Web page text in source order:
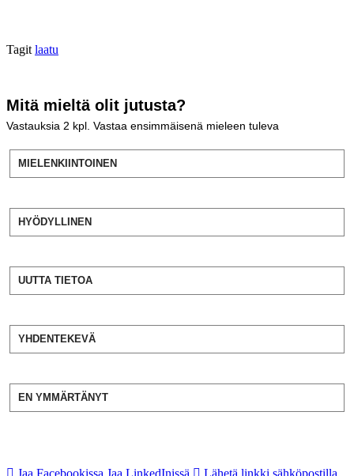
Tagit laatu
Mitä mieltä olit jutusta?
Vastauksia 2 kpl. Vastaa ensimmäisenä mieleen tuleva
MIELENKIINTOINEN
HYÖDYLLINEN
UUTTA TIETOA
YHDENTEKEVÄ
EN YMMÄRTÄNYT